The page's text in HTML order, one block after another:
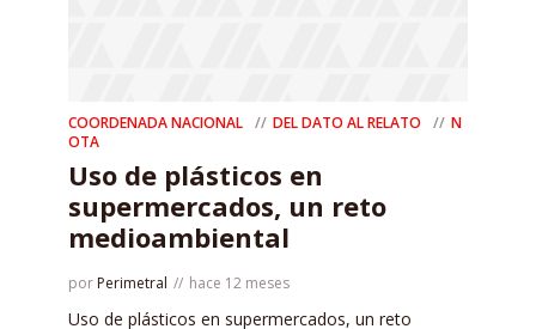
COORDENADA NACIONAL DEL DATO AL RELATO
N
OTA
Uso de plásticos en
supermercados, un reto
medioambiental
por Perimetral hace 12 meses
Uso de plásticos en supermercados, un reto